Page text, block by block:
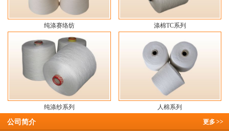
纯涤赛络纺 涤棉TC系列
纯涤纱系列 人棉系列
更多>>
公司简介